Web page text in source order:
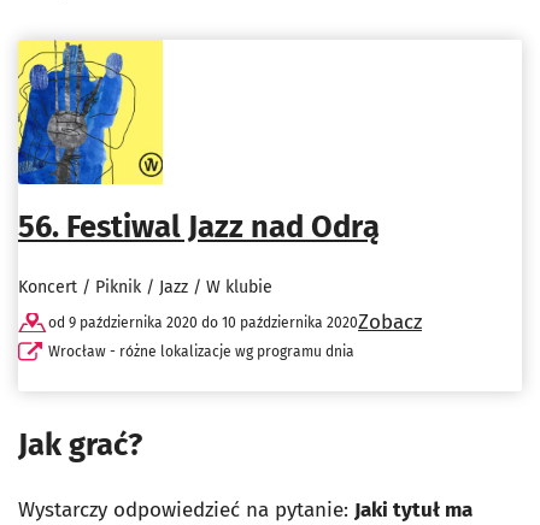
56. Festiwal Jazz nad Odrą
Koncert / Piknik / Jazz / W klubie
od 9 października 2020 do 10 października 2020
Wrocław - różne lokalizacje wg programu dnia
Zobacz
Jak grać?
Wystarczy odpowiedzieć na pytanie: Jaki tytuł ma